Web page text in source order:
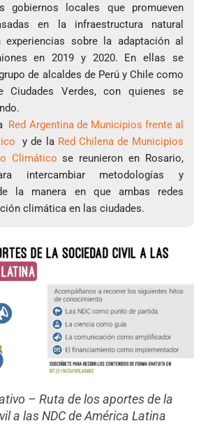
gobiernos locales que promueven
en la infraestructura natural
experiencias sobre la adaptación al
en 2019 y 2020. En ellas se
de alcaldes de Perú y Chile como
Ciudades Verdes, con quienes se
Red Argentina de Municipios frente al
y de la Red Chilena de Municipios
Climático se reunieron en Rosario,
intercambiar metodologías y
la manera en que ambas redes
climática en las ciudades.
– Ruta de los aportes de la
a las NDC de América Latina